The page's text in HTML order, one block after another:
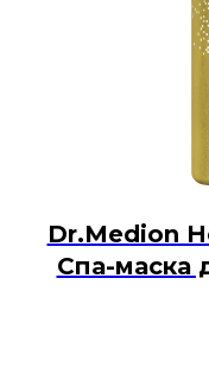
Dr.Medion
Спа-маска
волос